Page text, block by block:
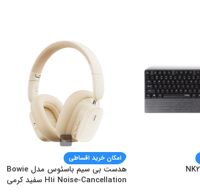
امکان خرید اقساطی
هدست بی سیم باسئوس مدل Bowie
H1i Noise-Cancellation سفید کرمی